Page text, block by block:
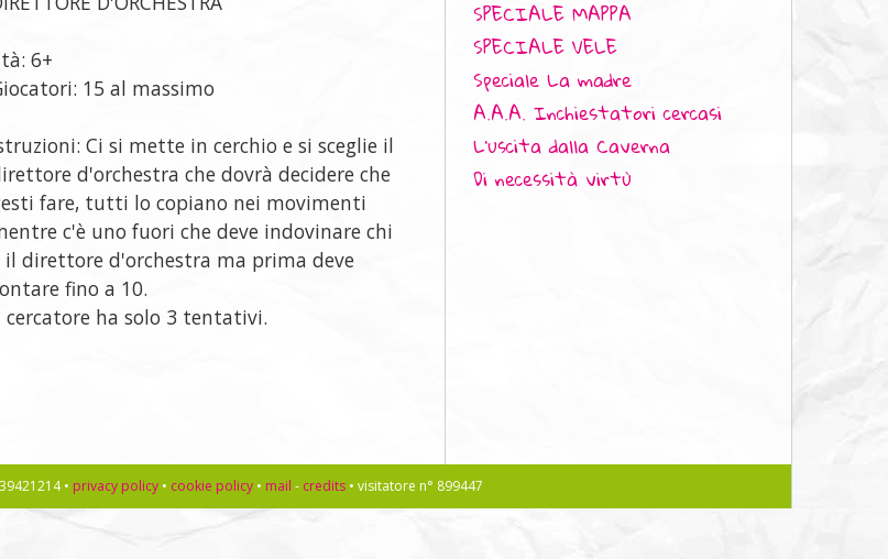
6+
15 al massimo
Ci si mette in cerchio e si sceglie il
d'orchestra che dovrà decidere che
fare, tutti lo copiano nei movimenti
c'è uno fuori che deve indovinare chi
il direttore d'orchestra ma prima deve
fino a 10.
cercatore ha solo 3 tentativi.
SPECIALE MAPPA
SPECIALE VELE
Speciale La madre
A.A.A. Inchiestatori cercasi
L'uscita dalla Caverna
Di necessità virtù
• privacy policy • cookie policy • mail - credits • visitatore n° 899447